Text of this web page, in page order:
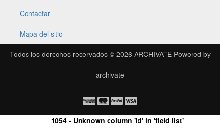
Contactar
Mapa del sitio
Todos los derechos reservados © 2026 ARCHIVATEPowered by
archivate
1054 - Unknown column 'id' in 'field list'